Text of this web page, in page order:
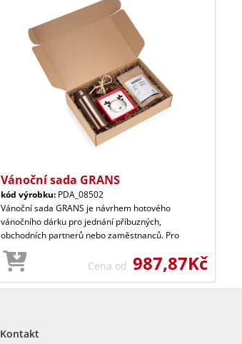
Vánoční sada GRANS
kód výrobku: PDA_08502
Vánoční sada GRANS je návrhem hotového
vánočního dárku pro jednání příbuzných,
obchodních partnerů nebo zaměstnanců. Pro
Cena od 987,87Kč
Kontakt